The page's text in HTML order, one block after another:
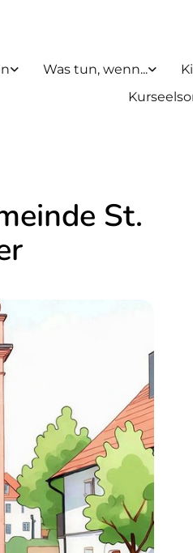
Was tun, wenn...
St.